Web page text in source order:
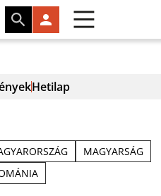
Hetilap
MAGYARSÁG